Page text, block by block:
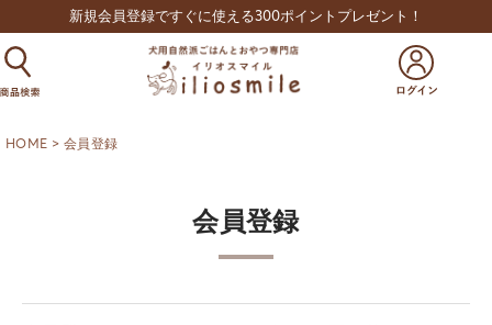
新規会員登録ですぐに使える300ポイントプレゼント！
HOME 会員登録
会員登録